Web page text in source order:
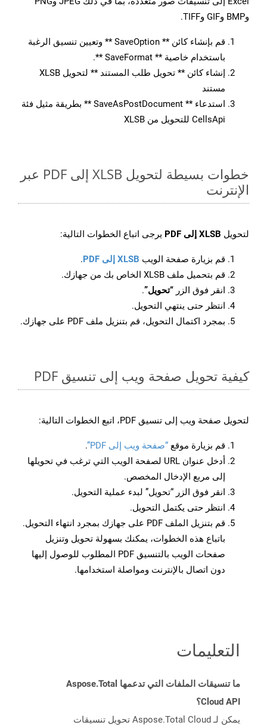
وBMP وGIF وTIFF.
قم بإنشاء كائن ** SaveOption ** وتعيين تنسيق الرغبة
باستخدام خاصية ** SaveFormat **.
إنشاء كائن ** تحويل طلب المستند ** لتحويل XLSB
مستند
استدعاء ** SaveAsPostDocument ** بطريقة مثيل فئة
CellsApi للتحويل من XLSB
خطوات بسيطة لتحويل XLSB إلى PDF عبر
الإنترنت
لتحويل XLSB إلى PDF يرجى اتباع الخطوات التالية:
قم بزيارة صفحة الويب XLSB إلى PDF
.
قم بتحميل ملف XLSB الخاص بك من جهازك.
انقر فوق الزر “تحويل”.
انتظر حتى ينتهي التحويل.
بمجرد اكتمال التحويل، قم بتنزيل ملف PDF على جهازك.
كيفية تحويل صفحة ويب إلى تنسيق PDF
لتحويل صفحة ويب إلى تنسيق PDF، اتبع الخطوات التالية:
قم بزيارة موقع “صفحة ويب إلى PDF”
.
أدخل عنوان URL لصفحة الويب التي ترغب في تحويلها
إلى مربع الإدخال المخصص.
انقر فوق الزر “تحويل” لبدء عملية التحويل.
انتظر حتى يكتمل التحويل.
قم بتنزيل الملف PDF على جهازك بمجرد انتهاء التحويل.
باتباع هذه الخطوات، يمكنك بسهولة تحويل وتنزيل
صفحات الويب بالتنسيق PDF المطلوب للوصول إليها
دون اتصال بالإنترنت ومواصلة استخدامها.
التعليمات
ما تنسيقات الملفات التي تدعمها Aspose.Total
Cloud API؟
يمكن لـ Aspose.Total Cloud تحويل تنسيقات